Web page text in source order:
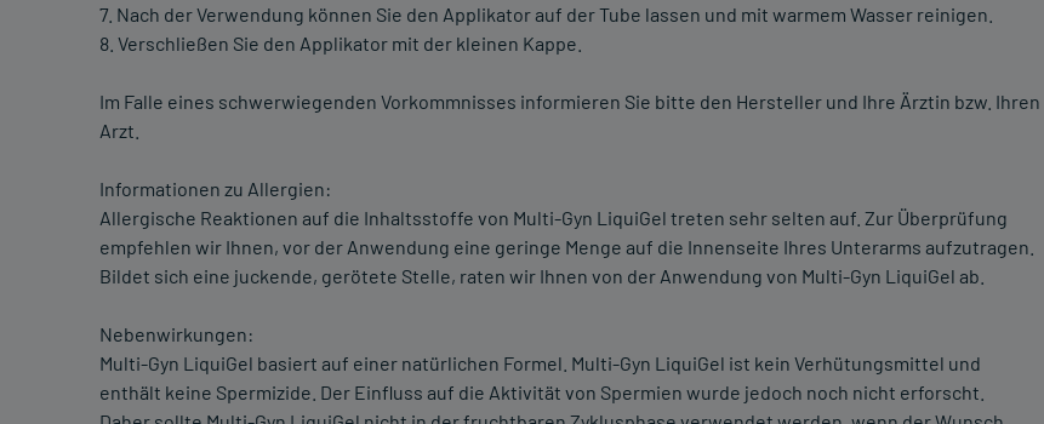
7. Nach der Verwendung können Sie den Applikator auf der Tube lassen und mit warmem Wasser reinigen.
8. Verschließen Sie den Applikator mit der kleinen Kappe.
Im Falle eines schwerwiegenden Vorkommnisses informieren Sie bitte den Hersteller und Ihre Ärztin bzw. Ihren
Arzt.
Informationen zu Allergien:
Allergische Reaktionen auf die Inhaltsstoffe von Multi-Gyn LiquiGel treten sehr selten auf. Zur Überprüfung
empfehlen wir Ihnen, vor der Anwendung eine geringe Menge auf die Innenseite Ihres Unterarms aufzutragen.
Bildet sich eine juckende, gerötete Stelle, raten wir Ihnen von der Anwendung von Multi-Gyn LiquiGel ab.
Nebenwirkungen:
Multi-Gyn LiquiGel basiert auf einer natürlichen Formel. Multi-Gyn LiquiGel ist kein Verhütungsmittel und
enthält keine Spermizide. Der Einfluss auf die Aktivität von Spermien wurde jedoch noch nicht erforscht.